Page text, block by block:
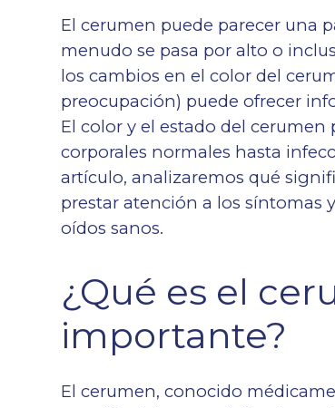
El cerumen puede parecer una
menudo se pasa por alto o
los cambios en el color del
preocupación) puede ofrecer
El color y el estado del
corporales normales hasta
artículo, analizaremos qué
prestar atención a los síntomas
oídos sanos.
¿Qué es el
importante?
El cerumen, conocido